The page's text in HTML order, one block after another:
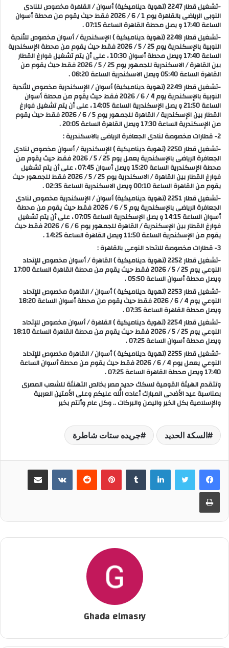
-تشغيل قطار 2247 (تهوية ديناميكية) أسوان / القاهرة مخصوص للنادى
النوبى الرياضى بالقاهرة يوم 1 / 6 / 2026 فقط حيث يقوم من محطة أسوان
الساعة 17:40 و يصل محطة القاهرة الساعة 07:15 .
-تشغيل قطار 2248 (تهوية ديناميكية ) الإسكندرية / أسوان مخصوص للأندية
النوبية بالإسكندرية يوم 25 / 5 / 2026 فقط حيث يقوم من محطة الإسكندرية
الساعة 17:40 ويصل محطة أسوان 10:30 ، على أن يتم تشغيل فوارغ القطار
بين القاهرة / الاسكندرية للجمهور يوم 25 / 5 / 2026 فقط حيث يقوم من
القاهرة الساعة 05:40 ويصل الاسكندرية الساعة 08:20 .
-تشغيل قطار 2249 (تهوية ديناميكية) أسوان / الإسكندرية مخصوص للأندية
النوبية بالإسكندرية يوم 4 / 6 / 2026 فقط حيث يقوم من محطة أسوان
الساعة 21:50 و يصل الإسكندرية الساعة 14:05 ، على أن يتم تشغيل فوارغ
القطار بين الإسكندرية / القاهرة للجمهور يوم 5 / 6 / 2026 فقط حيث يقوم
من الإسكندرية الساعة 17:30 ويصل القاهرة الساعة 20:05 .
2- قطارات مخصوصة لنادى الجعافرة الرياضى بالاسكندرية :
-تشغيل قطار 2250 (تهوية ديناميكية ) الإسكندرية / أسوان مخصوص لنادى
الجعافرة الرياضى بالإسكندرية يعمل يوم 25 / 5 / 2026 فقط حيث يقوم من
محطة الإسكندرية الساعة 15:20 ويصل أسوان 07:45 ، على أن يتم تشغيل
فوارغ القطار بين القاهرة / الاسكندرية يوم 25 / 5 / 2026 فقط للجمهور حيث
يقوم من القاهرة الساعة 00:10 ويصل الاسكندرية الساعة 02:35 .
-تشغيل قطار 2251 (تهوية ديناميكية) أسوان / الإسكندرية مخصوص لنادى
الجعافرة الرياضى بالإسكندرية يوم 5 / 6 / 2026 فقط حيث يقوم من محطة
أسوان الساعة 14:15 و يصل الإسكندرية الساعة 07:05 ، على أن يتم تشغيل
فوارغ القطار بين الإسكندرية / القاهرة للجمهور يوم 6 / 6 / 2026 فقط حيث
يقوم من الإسكندرية الساعة 11:50 ويصل القاهرة الساعة 14:25 .
3- قطارات مخصوصة للاتحاد النوعى بالقاهرة :
-تشغيل قطار 2252 (تهوية ديناميكية ) القاهرة / أسوان مخصوص للإتحاد
النوعي يوم 25 / 5 / 2026 فقط حيث يقوم من محطة القاهرة الساعة 17:00
ويصل محطة أسوان الساعة 05:50 .
-تشغيل قطار 2253 (تهوية ديناميكية ) أسوان / القاهرة مخصوص للإتحاد
النوعي يوم 4 / 6 / 2026 فقط حيث يقوم من محطة أسوان الساعة 18:20
ويصل محطة القاهرة الساعة 07:35 .
-تشغيل قطار 2254 (تهوية ديناميكية ) القاهرة / أسوان مخصوص للإتحاد
النوعي يوم 25 / 5 / 2026 فقط حيث يقوم من محطة القاهرة الساعة 18:10
ويصل محطة أسوان الساعة 07:25 .
-تشغيل قطار 2255 (تهوية ديناميكية ) أسوان / القاهرة مخصوص للإتحاد
النوعي يعمل يوم 4 / 6 / 2026 فقط حيث يقوم من محطة أسوان الساعة
17:40 ويصل محطة القاهرة الساعة 07:25 .
وتتقدم الهيئة القومية لسكك حديد مصر بخالص التهنئة للشعب المصرى
بمناسبة عيد الأضحى المبارك أعاده الله عليكم وعلى الأمتين العربية
والإسلامية بكل الخير واليمن والبركات .. وكل عام وأنتم بخير
السكة الحديد جريده ستات شاطرة
لينكدإن بينتيريست
Ghada elmasry